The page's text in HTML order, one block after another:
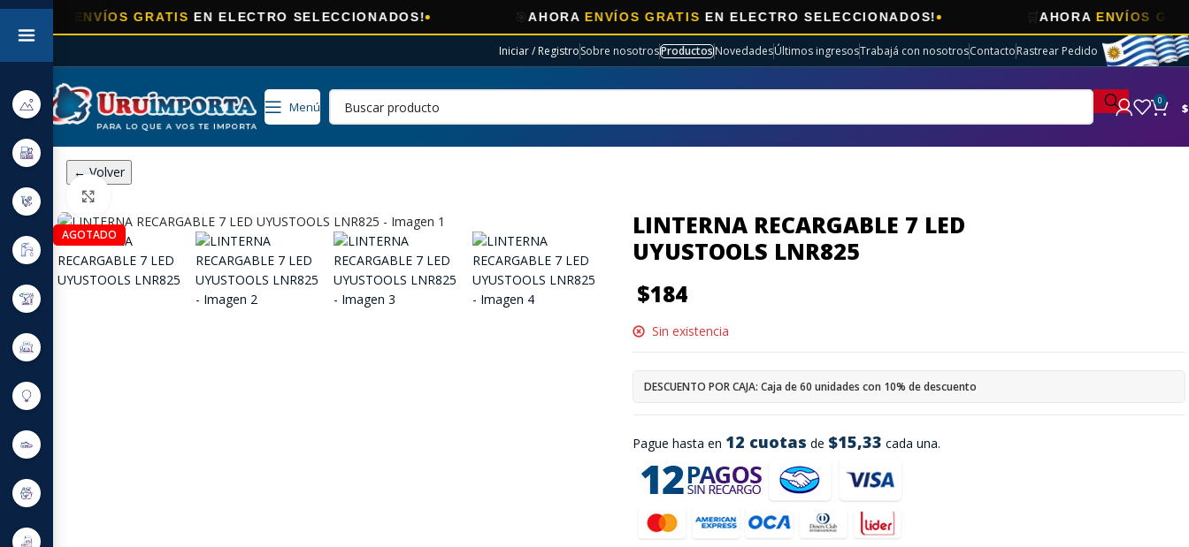
ENVÍOS GRATISEN ELECTRO SELECCIONADOS! AHORAENVÍOS GRATISEN ELECTRO SELECCIONADOS! AHORAENVÍOS GRATISEN
Iniciar / RegistroSobre nosotrosProductosNovedadesÚltimos ingresosTrabajá con nosotrosContactoRastrear Pedido
Menú 0 $
← Volver
AGOTADO
LINTERNA RECARGABLE 7 LED
UYUSTOOLS LNR825
$184
Pague hasta en 12 cuotas de $15,33 cada una.
Sin existencia
DESCUENTO POR CAJA: Caja de 60 unidades con 10% de descuento